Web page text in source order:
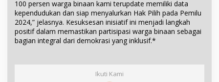
100 persen warga binaan kami terupdate memiliki data
kependudukan dan siap menyalurkan Hak Pilih pada Pemilu
2024,” jelasnya. Kesuksesan inisiatif ini menjadi langkah
positif dalam memastikan partisipasi warga binaan sebagai
bagian integral dari demokrasi yang inklusif.*
Ikuti Kami